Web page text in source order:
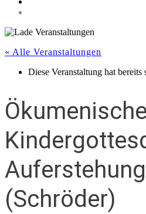
« Alle Veranstaltungen
Diese Veranstaltung hat bereits
(Schröder)